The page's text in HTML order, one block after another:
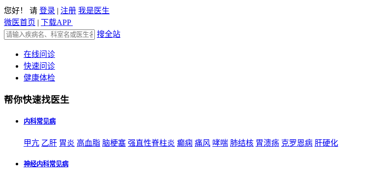
您好！ 请 登录 | 注册 我是医生
微医首页 | 下载APP
搜全站
在线问诊
快速问诊
健康体检
帮你快速找医生
内科常见病
甲亢 乙肝 胃炎 高血脂 脑梗塞 强直性脊柱炎 癫痫 痛风 哮喘 肺结核 胃溃疡 克罗恩病 肝硬化
神经内科常见病